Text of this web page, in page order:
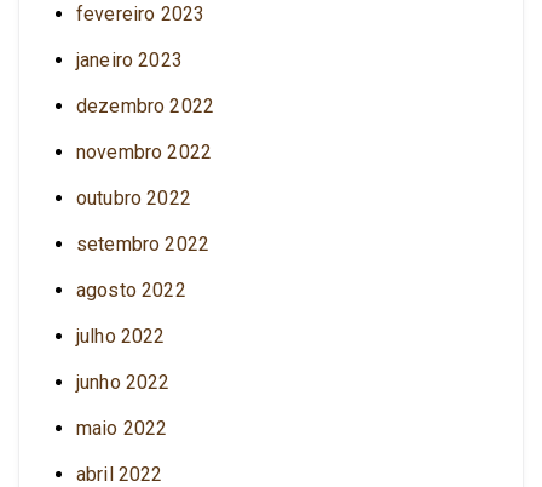
fevereiro 2023
janeiro 2023
dezembro 2022
novembro 2022
outubro 2022
setembro 2022
agosto 2022
julho 2022
junho 2022
maio 2022
abril 2022